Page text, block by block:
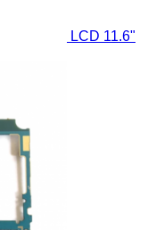
LCD 11.6"